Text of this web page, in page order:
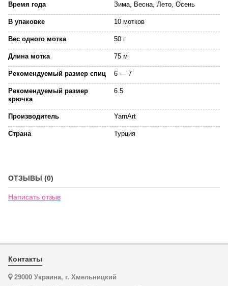
Время года Зима, Весна, Лето, Осень
В упаковке 10 мотков
Вес одного мотка 50 г
Длина мотка 75 м
Рекомендуемый размер спиц 6 — 7
Рекомендуемый размер
крючка
6.5
Производитель YarnArt
Страна Турция
ОТЗЫВЫ (0)
Написать отзыв
Контакты
29000 Украина, г. Хмельницкий